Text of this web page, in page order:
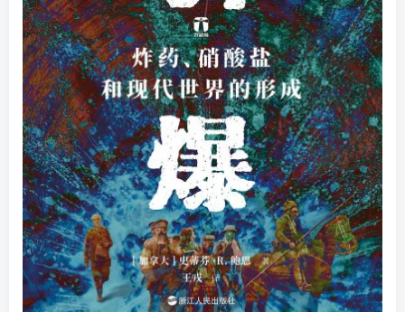
记住登录 找回密码|免密登录
登录
社交账号登录